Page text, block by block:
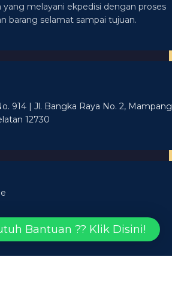
melayani ekpedisi dengan proses
barang selamat sampai tujuan.
914 | Jl. Bangka Raya No. 2, Mampang
12730
Bantuan ?? Klik Disini!